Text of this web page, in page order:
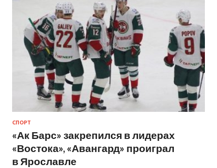
СПОРТ
«Ак Барс» закрепился в лидерах
«Востока», «Авангард» проиграл
в Ярославле